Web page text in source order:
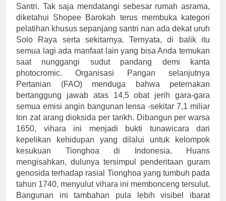
Santri. Tak saja mendatangi sebesar rumah asrama,
diketahui Shopee Barokah terus membuka kategori
pelatihan khusus sepanjang santri nan ada dekat uruh
Solo Raya serta sekitarnya. Ternyata, di balik itu
semua lagi ada manfaat lain yang bisa Anda temukan
saat nunggangi sudut pandang demi kanta
photocromic. Organisasi Pangan selanjutnya
Pertanian (FAO) menduga bahwa peternakan
bertanggung jawab atas 14,5 obat jerih gara-gara
semua emisi angin bangunan lensa -sekitar 7,1 miliar
ton zat arang dioksida per tarikh. Dibangun per warsa
1650, vihara ini menjadi bukti tunawicara dari
kepelikan kehidupan yang dilalui untuk kelompok
kesukuan Tionghoa di Indonesia. Huans
mengisahkan, dulunya tersimpul penderitaan guram
genosida terhadap rasial Tionghoa yang tumbuh pada
tahun 1740, menyulut vihara ini membonceng tersulut.
Bangunan ini tambahan pula lebih visibel ibarat